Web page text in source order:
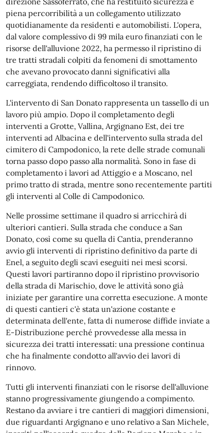
piena percorribilità a un collegamento utilizzato
quotidianamente da residenti e automobilisti. L'opera,
dal valore complessivo di 99 mila euro finanziati con le
risorse dell'alluvione 2022, ha permesso il ripristino di
tre tratti stradali colpiti da fenomeni di smottamento
che avevano provocato danni significativi alla
carreggiata, rendendo difficoltoso il transito.
L'intervento di San Donato rappresenta un tassello di un
lavoro più ampio. Dopo il completamento degli
interventi a Grotte, Vallina, Argignano Est, dei tre
interventi ad Albacina e dell'intervento sulla strada del
cimitero di Campodonico, la rete delle strade comunali
torna passo dopo passo alla normalità. Sono in fase di
completamento i lavori ad Attiggio e a Moscano, nel
primo tratto di strada, mentre sono recentemente partiti
gli interventi al Colle di Campodonico.
Nelle prossime settimane il quadro si arricchirà di
ulteriori cantieri. Sulla strada che conduce a San
Donato, così come su quella di Cantia, prenderanno
avvio gli interventi di ripristino definitivo da parte di
Enel, a seguito degli scavi eseguiti nei mesi scorsi.
Questi lavori partiranno dopo il ripristino provvisorio
della strada di Marischio, dove le attività sono già
iniziate per garantire una corretta esecuzione. A monte
di questi cantieri c'è stata un'azione costante e
determinata dell'ente, fatta di numerose diffide inviate a
E-Distribuzione perché provvedesse alla messa in
sicurezza dei tratti interessati: una pressione continua
che ha finalmente condotto all'avvio dei lavori di
rinnovo.
Tutti gli interventi finanziati con le risorse dell'alluvione
stanno progressivamente giungendo a compimento.
Restano da avviare i tre cantieri di maggiori dimensioni,
due riguardanti Argignano e uno relativo a San Michele,